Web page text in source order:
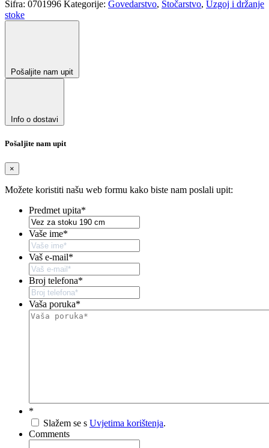
Šifra: 0701996 Kategorije: Govedarstvo, Stočarstvo, Uzgoj i držanje
stoke
Pošaljite nam upit
Info o dostavi
Pošaljite nam upit
×
Možete koristiti našu web formu kako biste nam poslali upit:
Predmet upita*
Vaše ime*
Vaš e-mail*
Broj telefona*
Vaša poruka*
*
Slažem se s Uvjetima korištenja.
Comments